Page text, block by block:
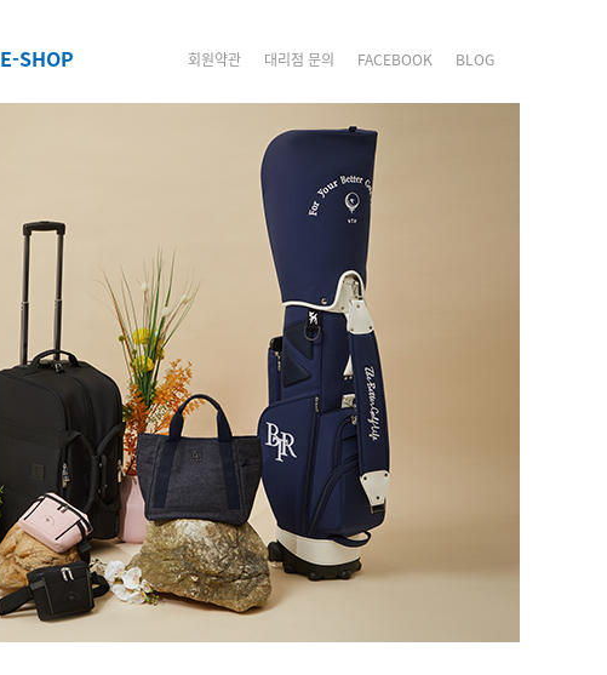
E-SHOP 회원약관 대리점 문의 FACEBOOK BLOG